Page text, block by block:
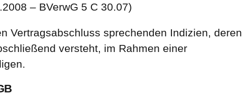
– BVerwG 5 C 30.07)
Vertragsabschluss sprechenden Indizien, deren
versteht, im Rahmen einer